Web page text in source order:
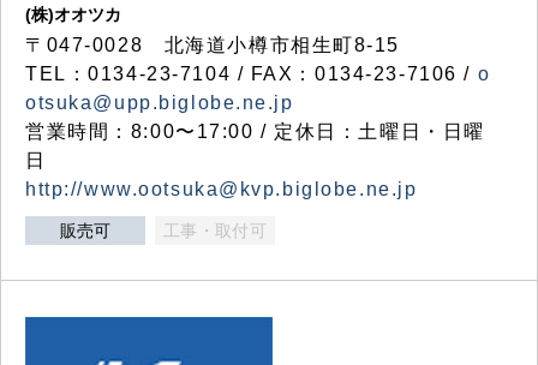
(株)オオツカ
〒047-0028 北海道小樽市相生町8-15
TEL：0134-23-7104 / FAX：0134-23-7106 / o
otsuka@upp.biglobe.ne.jp
営業時間：8:00〜17:00 / 定休日：土曜日・日曜
日
http://www.ootsuka@kvp.biglobe.ne.jp
販売可 工事・取付可